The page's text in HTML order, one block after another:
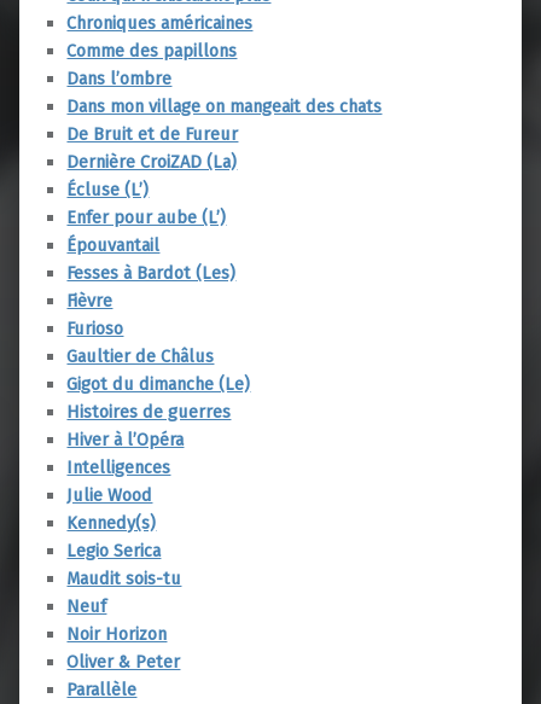
Chroniques américaines
Comme des papillons
Dans l’ombre
Dans mon village on mangeait des chats
De Bruit et de Fureur
Dernière CroiZAD (La)
Écluse (L’)
Enfer pour aube (L’)
Épouvantail
Fesses à Bardot (Les)
Fièvre
Furioso
Gaultier de Châlus
Gigot du dimanche (Le)
Histoires de guerres
Hiver à l’Opéra
Intelligences
Julie Wood
Kennedy(s)
Legio Serica
Maudit sois-tu
Neuf
Noir Horizon
Oliver & Peter
Parallèle